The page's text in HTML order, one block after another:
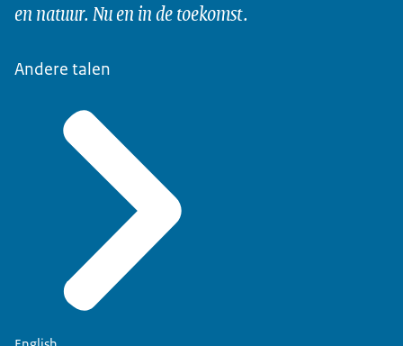
en natuur. Nu en in de toekomst.
Andere talen